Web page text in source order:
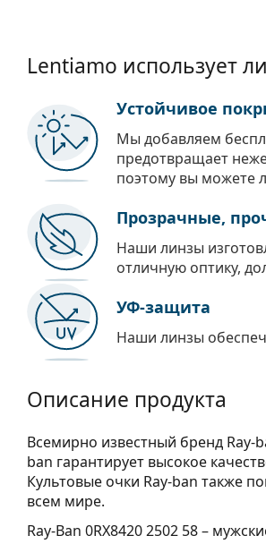
Lentiamo использует
Устойчивое
Мы добавляем
предотвращает
поэтому вы можете
Прозрачные,
Наши линзы
отличную оптику,
УФ-защита
Наши линзы
Описание продукта
Всемирно известный бренд Ray-
ban гарантирует высокое
Культовые очки Ray-ban также
всем мире.
Ray-Ban 0RX8420 2502 58–